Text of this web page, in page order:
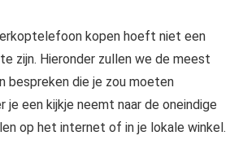
kopen hoeft niet een
zijn. Hieronder zullen we de meest
bespreken die je zou moeten
je een kijkje neemt naar de oneindige
op het internet of in je lokale winkel.